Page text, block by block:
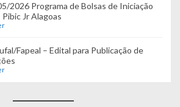
2026 Programa de Bolsas de Iniciação
Jr Alagoas
Fapeal – Edital para Publicação de